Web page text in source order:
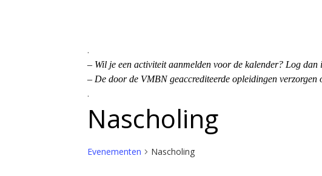
.
– Wil je een activiteit aanmelden voor de kalender? Log
– De door de VMBN geaccrediteerde opleidingen
.
Nascholing
Evenementen Nascholing